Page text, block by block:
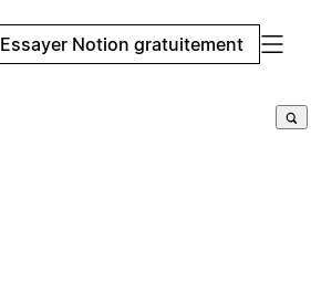
Essayer Notion gratuitement